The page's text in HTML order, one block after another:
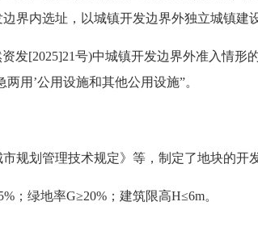
界内选址，以城镇开发边界外独立城镇建
[2025]21号)中城镇开发边界外准入情形的
用’公用设施和其他公用设施”。
划管理技术规定》等，制定了地块的开
绿地率G≥20%；建筑限高H≤6m。